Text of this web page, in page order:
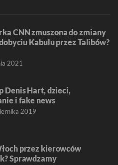
CNN zmuszona do zmiany
Kabulu przez Talibów?
2021
Denis Hart, dzieci,
i fake news
2019
przez kierowców
Sprawdzamy